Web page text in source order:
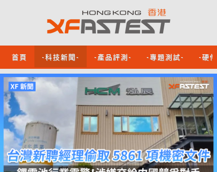
首頁 -科技新聞- -產品評測- -專題測試- -硬